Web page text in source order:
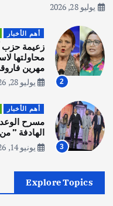
4
يوليو 28,
أهم الأخبار ثقافة وفنون
انطلاق ورشة التمثيل في
أغسطس 5, 2026
في
يوليو 28, 2026
2
أهم الأخبار
زعيمة حزب
محاولتها
مهرين
يوليو 28, 2026
3
أهم الأخبار
مسرح
الهادفة ”
يونيو 14, 2026
Explore Topics